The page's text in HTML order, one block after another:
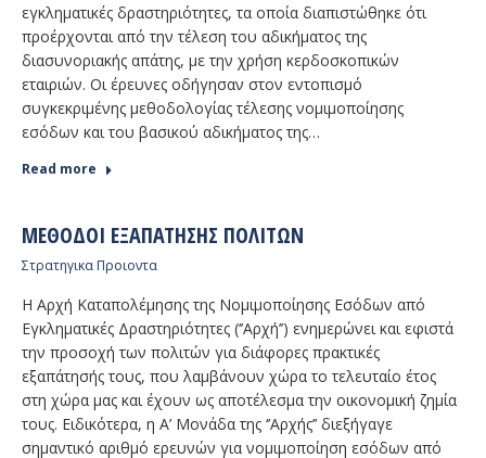
εγκληματικές δραστηριότητες, τα οποία διαπιστώθηκε ότι
προέρχονται από την τέλεση του αδικήματος της
διασυνοριακής απάτης, με την χρήση κερδοσκοπικών
εταιριών. Οι έρευνες οδήγησαν στον εντοπισμό
συγκεκριμένης μεθοδολογίας τέλεσης νομιμοποίησης
εσόδων και του βασικού αδικήματος της…
Read more
MΈΘΟΔΟΙ ΕΞΑΠΆΤΗΣΗΣ ΠΟΛΙΤΏΝ
Στρατηγικα Προιοντα
Η Αρχή Καταπολέμησης της Νομιμοποίησης Εσόδων από
Εγκληματικές Δραστηριότητες (‘’Αρχή’’) ενημερώνει και εφιστά
την προσοχή των πολιτών για διάφορες πρακτικές
εξαπάτησής τους, που λαμβάνουν χώρα το τελευταίο έτος
στη χώρα μας και έχουν ως αποτέλεσμα την οικονομική ζημία
τους. Ειδικότερα, η Α’ Μονάδα της ‘’Αρχής’’ διεξήγαγε
σημαντικό αριθμό ερευνών για νομιμοποίηση εσόδων από